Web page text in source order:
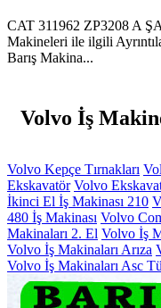
CAT 311962 ZP3208 A
Makineleri ile ilgili
Barış Makina...
Volvo İş
Volvo Kepçe Tırnakları
Ekskavatör Volvo
İkinci El İş Makinası 210
480 İş Makinası Volvo
Makinaları 2. El Volvo İş
Volvo İş Makinaları Arıza
Volvo İş Makinaları Asc